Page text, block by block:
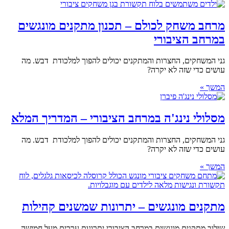
מרחב משחק לכולם – תכנון מתקנים מונגשים
במרחב הציבורי
גני המשחקים, החצרות והמתקנים יכולים להפוך למלכודת דבש. מה
עושים כדי שזה לא יקרה?
המשך »
מסלולי נינג'ה במרחב הציבורי – המדריך המלא
גני המשחקים, החצרות והמתקנים יכולים להפוך למלכודת דבש. מה
עושים כדי שזה לא יקרה?
המשך »
מתקנים מונגשים – יתרונות שמשנים קהילות